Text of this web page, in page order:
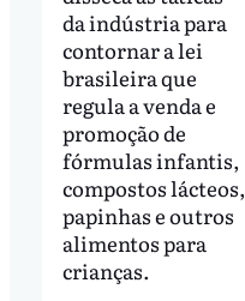
da indústria para
contornar a lei
brasileira que
regula a venda e
promoção de
fórmulas infantis,
compostos lácteos,
papinhas e outros
alimentos para
crianças.